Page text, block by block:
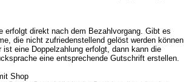
erfolgt direkt nach dem Bezahlvorgang. Gibt es
die nicht zufriedenstellend gelöst werden können
ist eine Doppelzahlung erfolgt, dann kann die
eine entsprechende Gutschrift erstellen.
Shop